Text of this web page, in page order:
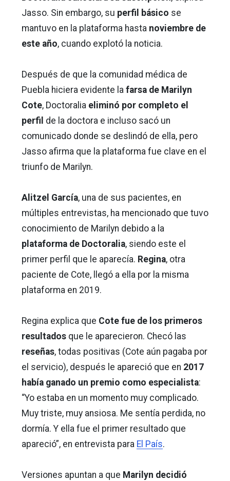
Jasso. Sin embargo, su perfil básico se
mantuvo en la plataforma hasta noviembre de
este año, cuando explotó la noticia.
Después de que la comunidad médica de
Puebla hiciera evidente la farsa de Marilyn
Cote, Doctoralia eliminó por completo el
perfil de la doctora e incluso sacó un
comunicado donde se deslindó de ella, pero
Jasso afirma que la plataforma fue clave en el
triunfo de Marilyn.
Alitzel García, una de sus pacientes, en
múltiples entrevistas, ha mencionado que tuvo
conocimiento de Marilyn debido a la
plataforma de Doctoralia, siendo este el
primer perfil que le aparecía. Regina, otra
paciente de Cote, llegó a ella por la misma
plataforma en 2019.
Regina explica que Cote fue de los primeros
resultados que le aparecieron. Checó las
reseñas, todas positivas (Cote aún pagaba por
el servicio), después le apareció que en 2017
había ganado un premio como especialista:
“Yo estaba en un momento muy complicado.
Muy triste, muy ansiosa. Me sentía perdida, no
dormía. Y ella fue el primer resultado que
apareció”, en entrevista para El País.
Versiones apuntan a que Marilyn decidió